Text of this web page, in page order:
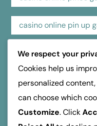
casino online pin up
casino pin up online
hospice dufferin
mosbet
We respect your
Cookies help us
personalized
can choose which
Customize. Click